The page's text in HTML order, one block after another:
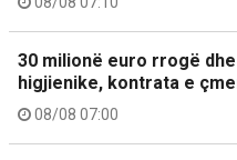
30 milionë euro rrogë
higjienike, kontrata e
08/08 07:00